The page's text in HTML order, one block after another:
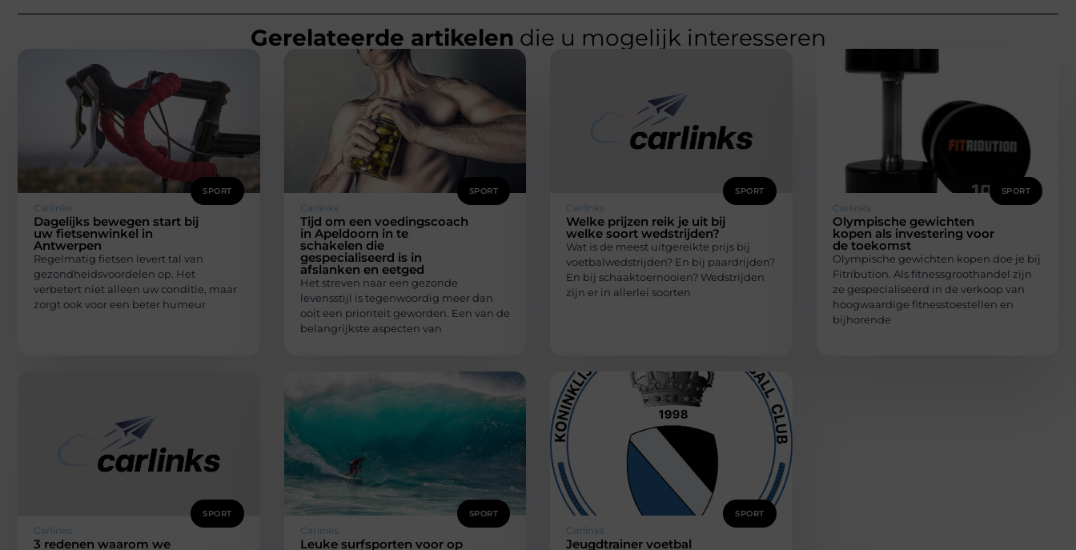
Gerelateerde artikelen die u mogelijk interesseren
SPORT
Carlinks
Dagelijks bewegen start bij
uw fietsenwinkel in
Antwerpen
Regelmatig fietsen levert tal van
gezondheidsvoordelen op. Het
verbetert niet alleen uw conditie, maar
zorgt ook voor een beter humeur
SPORT
Carlinks
Tijd om een voedingscoach
in Apeldoorn in te
schakelen die
gespecialiseerd is in
afslanken en eetged
Het streven naar een gezonde
levensstijl is tegenwoordig meer dan
ooit een prioriteit geworden. Een van de
belangrijkste aspecten van
SPORT
Carlinks
Welke prijzen reik je uit bij
welke soort wedstrijden?
Wat is de meest uitgereikte prijs bij
voetbalwedstrijden? En bij paardrijden?
En bij schaaktoernooien? Wedstrijden
zijn er in allerlei soorten
SPORT
Carlinks
Olympische gewichten
kopen als investering voor
de toekomst
Olympische gewichten kopen doe je bij
Fitribution. Als fitnessgroothandel zijn
ze gespecialiseerd in de verkoop van
hoogwaardige fitnesstoestellen en
bijhorende
SPORT
Carlinks
3 redenen waarom we
SPORT
Carlinks
Leuke surfsporten voor op
SPORT
Carlinks
Jeugdtrainer voetbal